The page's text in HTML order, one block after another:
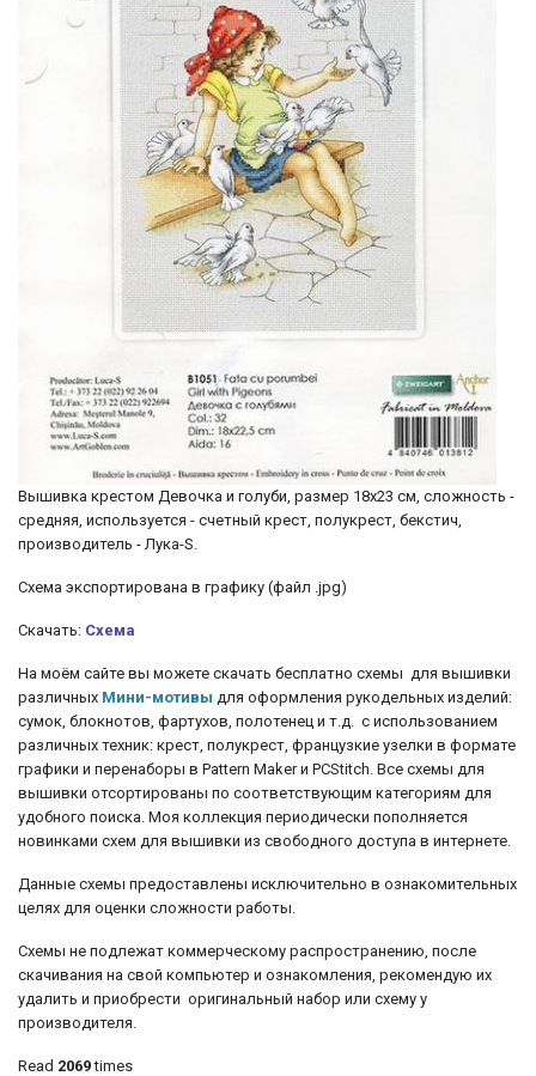
Вышивка крестом Девочка и голуби, размер 18х23 см, сложность -
средняя, используется - счетный крест, полукрест, бекстич,
производитель - Лука-S.
Схема экспортирована в графику (файл .jpg)
Скачать: Схема
На моём сайте вы можете скачать бесплатно схемы для вышивки
различных Мини-мотивы для оформления рукодельных изделий:
сумок, блокнотов, фартухов, полотенец и т.д. с использованием
различных техник: крест, полукрест, французкие узелки в формате
графики и перенаборы в Pattern Maker и PCStitch. Все схемы для
вышивки отсортированы по соответствующим категориям для
удобного поиска. Моя коллекция периодически пополняется
новинками схем для вышивки из свободного доступа в интернете.
Данные схемы предоставлены исключительно в ознакомительных
целях для оценки сложности работы.
Схемы не подлежат коммерческому распространению, после
скачивания на свой компьютер и ознакомления, рекомендую их
удалить и приобрести оригинальный набор или схему у
производителя.
Read 2069times